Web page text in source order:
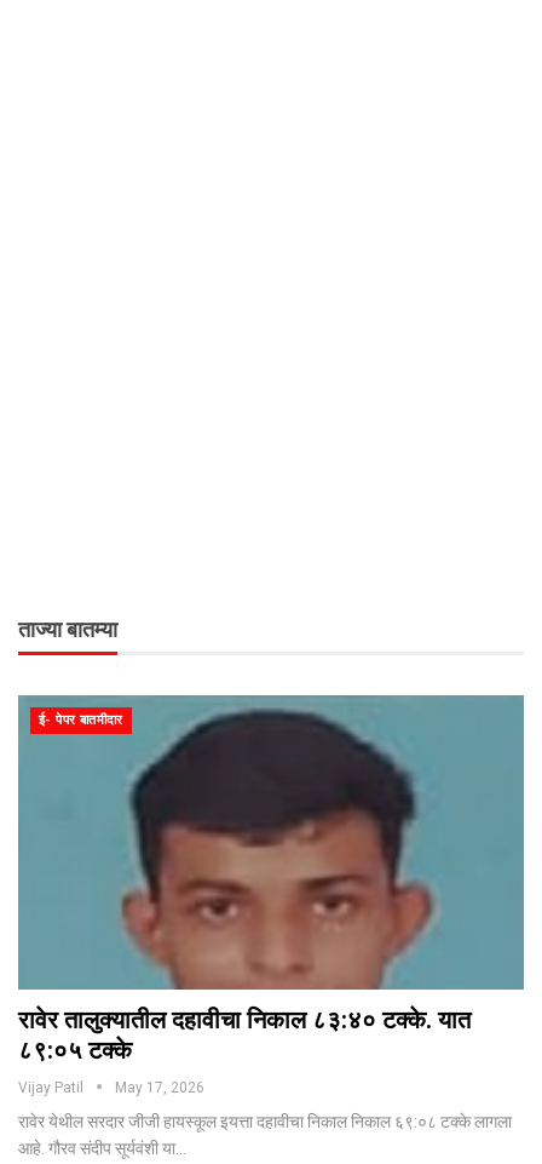
ताज्या बातम्या
ई- पेपर बातमीदार
रावेर तालुक्यातील दहावीचा निकाल ८३:४० टक्के. यात
८९:०५ टक्के
Vijay Patil May 17, 2026
रावेर येथील सरदार जीजी हायस्कूल इयत्ता दहावीचा निकाल निकाल ६९:०८ टक्के लागला
आहे. गौरव संदीप सूर्यवंशी या…